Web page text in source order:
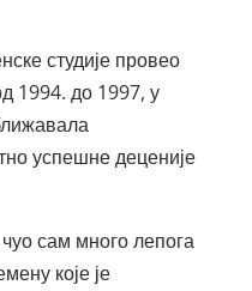
студије провео
1994. до 1997, у
успешне деценије
сам много лепога
које је